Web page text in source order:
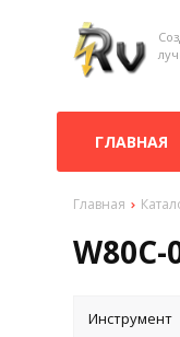
ГЛАВНАЯ
Главная
Инструмент